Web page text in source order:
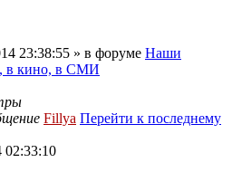
23:38:55 » в форуме Наши
в кино, в СМИ
Fillya Перейти к последнему
02:33:10